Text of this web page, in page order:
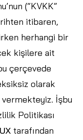
(“KVKK”
itibaren,
herhangi bir
kişilere ait
çerçevede
olarak
İşbu
Politikası
tarafından